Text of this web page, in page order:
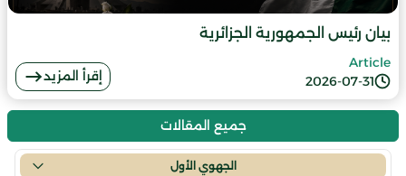
بيان رئيس الجمهورية الجزائرية
2026-07-31
Article
إقرأ المزيد
جميع المقالات
الجهوي الأول